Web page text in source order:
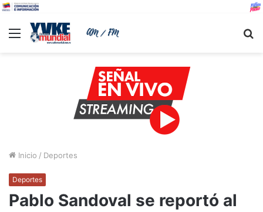
Menu
Inicio / Deportes
Deportes
Pablo Sandoval se reportó al